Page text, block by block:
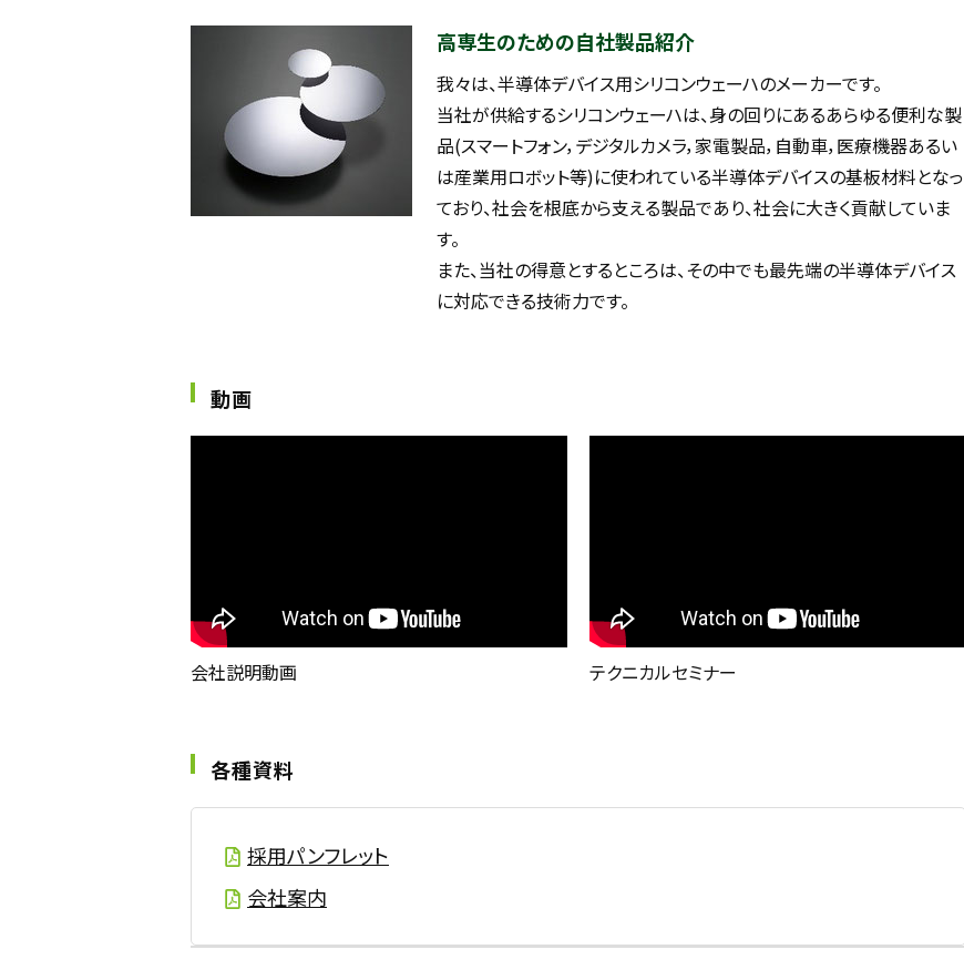
高専生のための自社製品紹介
我々は、半導体デバイス用シリコンウェーハのメーカーです。
当社が供給するシリコンウェーハは、身の回りにあるあらゆる便利な製
品(スマートフォン，デジタルカメラ，家電製品，自動車，医療機器あるい
は産業用ロボット等)に使われている半導体デバイスの基板材料となっ
ており、社会を根底から支える製品であり、社会に大きく貢献していま
す。
また、当社の得意とするところは、その中でも最先端の半導体デバイス
に対応できる技術力です。
動画
会社説明動画 テクニカルセミナー
各種資料
採用パンフレット
会社案内